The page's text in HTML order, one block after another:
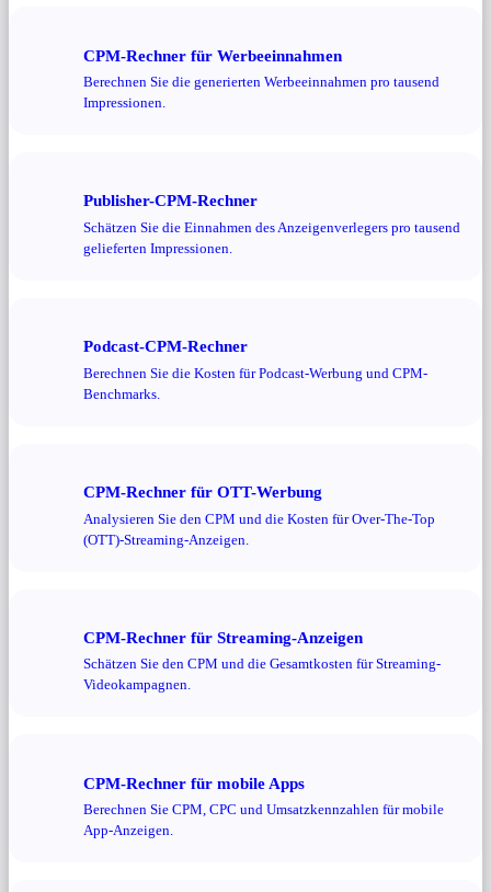
CPM-Rechner für Werbeeinnahmen
Berechnen Sie die generierten Werbeeinnahmen pro tausend
Impressionen.
Publisher-CPM-Rechner
Schätzen Sie die Einnahmen des Anzeigenverlegers pro tausend
gelieferten Impressionen.
Podcast-CPM-Rechner
Berechnen Sie die Kosten für Podcast-Werbung und CPM-
Benchmarks.
CPM-Rechner für OTT-Werbung
Analysieren Sie den CPM und die Kosten für Over-The-Top
(OTT)-Streaming-Anzeigen.
CPM-Rechner für Streaming-Anzeigen
Schätzen Sie den CPM und die Gesamtkosten für Streaming-
Videokampagnen.
CPM-Rechner für mobile Apps
Berechnen Sie CPM, CPC und Umsatzkennzahlen für mobile
App-Anzeigen.